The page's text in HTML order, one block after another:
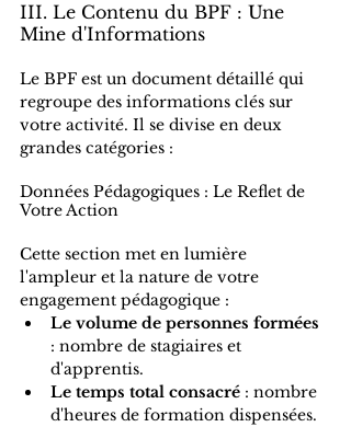
III. Le Contenu du BPF : Une
Mine d'Informations
Le BPF est un document détaillé qui
regroupe des informations clés sur
votre activité. Il se divise en deux
grandes catégories :
Données Pédagogiques : Le Reflet de
Votre Action
Cette section met en lumière
l'ampleur et la nature de votre
engagement pédagogique :
Le volume de personnes formées
: nombre de stagiaires et
d'apprentis.
Le temps total consacré : nombre
d'heures de formation dispensées.